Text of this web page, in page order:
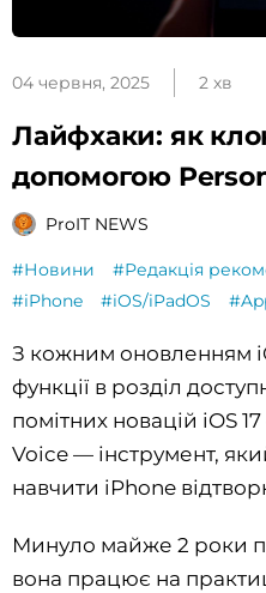
04 червня, 2025 2 хв
Лайфхаки: як
допомогою
ProIT NEWS
#Новини #Редакція
#iPhone
#iOS/iPadOS
З кожним оновленням
функції в розділ
помітних новацій iOS
Voice — інструмент,
навчити iPhone
Минуло майже 2 роки
вона працює на